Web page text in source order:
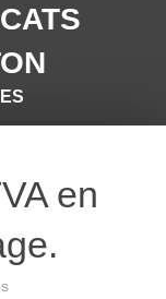
en